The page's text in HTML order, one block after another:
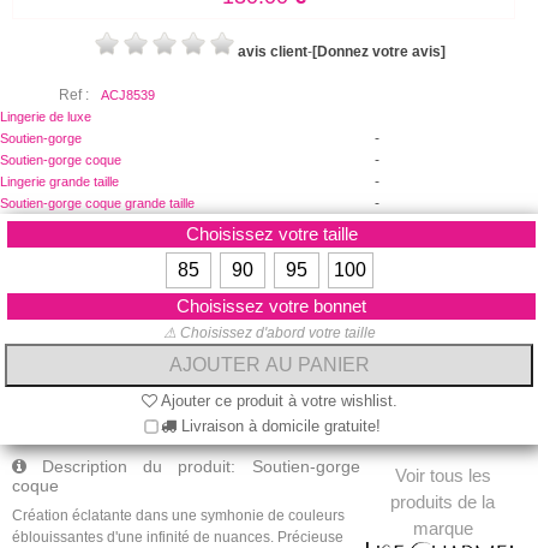
avis client-[Donnez votre avis]
Ref :
ACJ8539
Lingerie de luxe
-
Soutien-gorge
-
Soutien-gorge coque
-
Lingerie grande taille
-
Soutien-gorge coque grande taille
Choisissez votre taille
85
90 95
100
Choisissez votre bonnet
⚠ Choisissez d'abord votre taille
Ajouter ce produit à votre wishlist.
Livraison à domicile gratuite!
Voir tous les
produits de la
marque
Description du produit: Soutien-gorge
coque
Création éclatante dans une symhonie de couleurs
éblouissantes d'une infinité de nuances. Précieuse